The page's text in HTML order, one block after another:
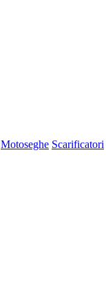
Motoseghe Scarificatori